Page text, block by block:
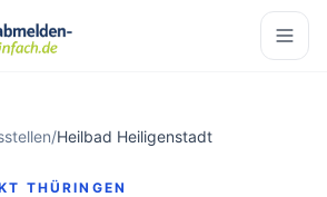
/Heilbad Heiligenstadt
THÜRINGEN